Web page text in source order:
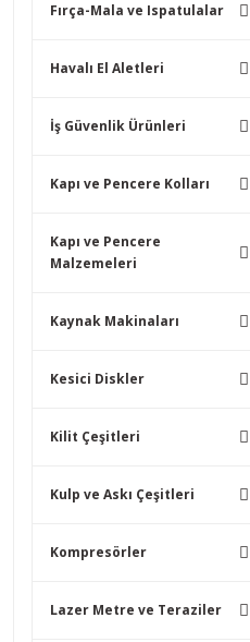
Fırça-Mala ve Ispatulalar
Havalı El Aletleri
İş Güvenlik Ürünleri
Kapı ve Pencere Kolları
Kapı ve Pencere
Malzemeleri
Kaynak Makinaları
Kesici Diskler
Kilit Çeşitleri
Kulp ve Askı Çeşitleri
Kompresörler
Lazer Metre ve Teraziler